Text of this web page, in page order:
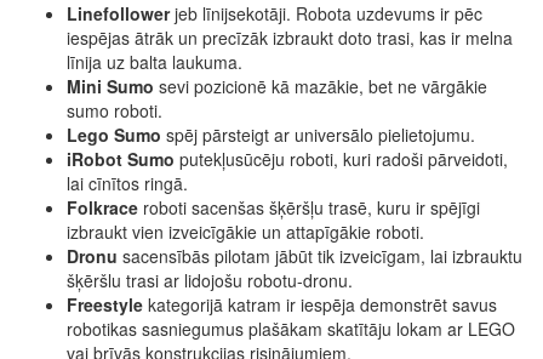
Linefollowerjeb līnijsekotāji. Robota uzdevums ir pēc
iespējas ātrāk un precīzāk izbraukt doto trasi, kas ir melna
līnija uz balta laukuma.
Mini Sumo sevi pozicionē kā mazākie, bet ne vārgākie
sumo roboti.
Lego Sumo spēj pārsteigt ar universālo pielietojumu.
iRobot Sumo putekļusūcēju roboti, kuri radoši pārveidoti,
lai cīnītos ringā.
Folkrace roboti sacenšas šķēršļu trasē, kuru ir spējīgi
izbraukt vien izveicīgākie un attapīgākie roboti.
Dronu sacensībās pilotam jābūt tik izveicīgam, lai izbrauktu
šķēršlu trasi ar lidojošu robotu-dronu.
Freestyle kategorijā katram ir iespēja demonstrēt savus
robotikas sasniegumus plašākam skatītāju lokam ar LEGO
vai brīvās konstrukcijas risinājumiem.